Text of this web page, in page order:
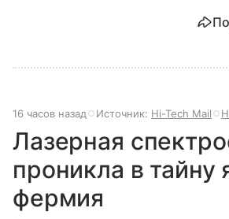
16 часов назад Источник: Hi-Tech Mail
Лазерная
проникла в тайну
фермия